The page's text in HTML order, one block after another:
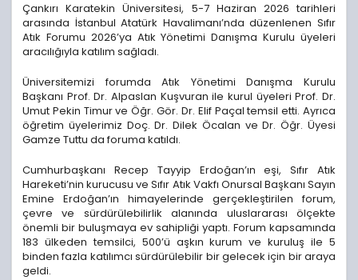
Çankırı Karatekin Üniversitesi, 5-7 Haziran 2026 tarihleri
arasında İstanbul Atatürk Havalimanı’nda düzenlenen Sıfır
Atık Forumu 2026’ya Atık Yönetimi Danışma Kurulu üyeleri
aracılığıyla katılım sağladı.
Üniversitemizi forumda Atık Yönetimi Danışma Kurulu
Başkanı Prof. Dr. Alpaslan Kuşvuran ile kurul üyeleri Prof. Dr.
Umut Pekin Timur ve Öğr. Gör. Dr. Elif Paçal temsil etti. Ayrıca
öğretim üyelerimiz Doç. Dr. Dilek Öcalan ve Dr. Öğr. Üyesi
Gamze Tuttu da foruma katıldı.
Cumhurbaşkanı Recep Tayyip Erdoğan’ın eşi, Sıfır Atık
Hareketi’nin kurucusu ve Sıfır Atık Vakfı Onursal Başkanı Sayın
Emine Erdoğan’ın himayelerinde gerçekleştirilen forum,
çevre ve sürdürülebilirlik alanında uluslararası ölçekte
önemli bir buluşmaya ev sahipliği yaptı. Forum kapsamında
183 ülkeden temsilci, 500’ü aşkın kurum ve kuruluş ile 5
binden fazla katılımcı sürdürülebilir bir gelecek için bir araya
geldi.